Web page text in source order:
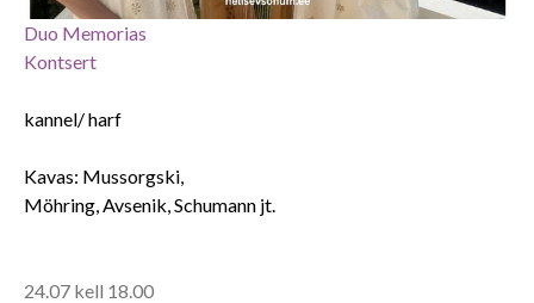
Duo Memorias
Kontsert
kannel/ harf
Kavas: Mussorgski,
Möhring, Avsenik, Schumann jt.
24.07 kell 18.00